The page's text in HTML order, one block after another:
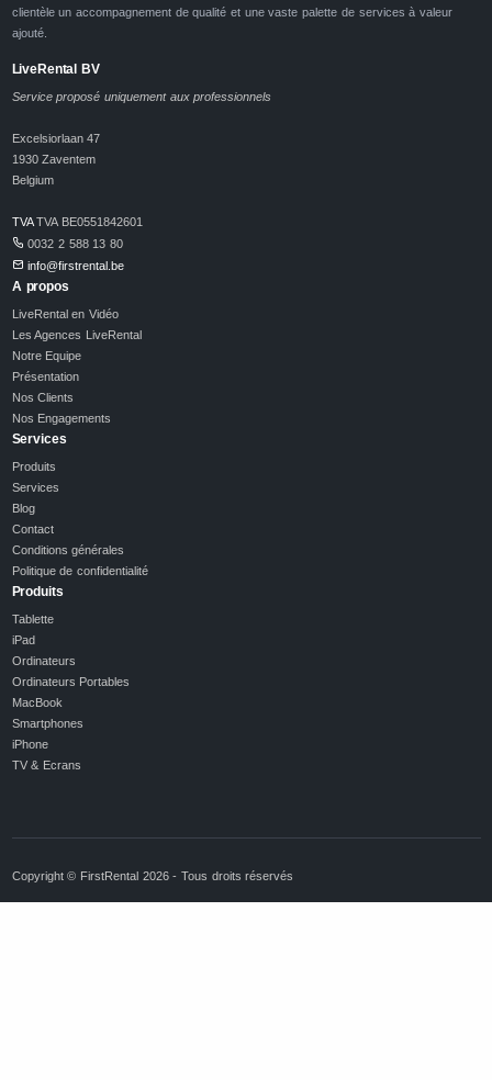
clientèle un accompagnement de qualité et une vaste palette de services à valeur
ajouté.
LiveRental BV
Service proposé uniquement aux professionnels
Excelsiorlaan 47
1930 Zaventem
Belgium
TVATVA BE0551842601
0032 2 588 13 80
info@firstrental.be
A propos
LiveRental en Vidéo
Les Agences LiveRental
Notre Equipe
Présentation
Nos Clients
Nos Engagements
Services
Produits
Services
Blog
Contact
Conditions générales
Politique de confidentialité
Produits
Tablette
iPad
Ordinateurs
Ordinateurs Portables
MacBook
Smartphones
iPhone
TV & Ecrans
Copyright © FirstRental 2026 - Tous droits réservés